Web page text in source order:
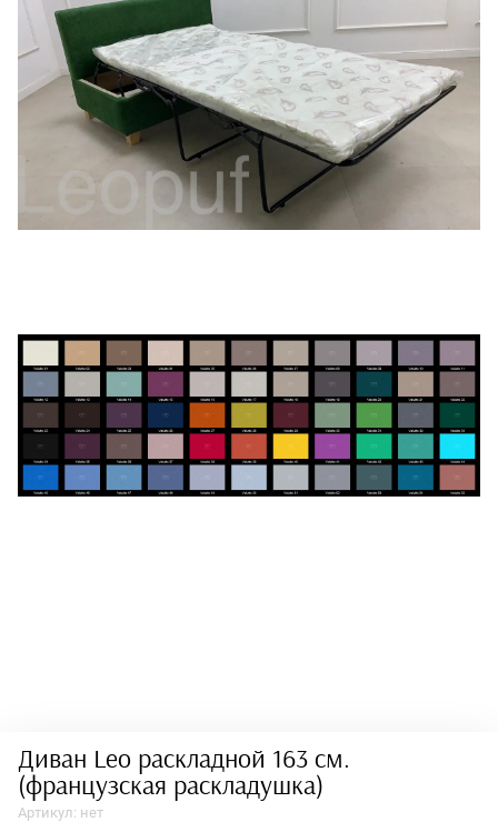
Диван Leo раскладной 163 см.
(французская раскладушка)
Артикул: нет